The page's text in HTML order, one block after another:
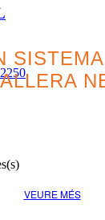
la
VEURE MÉS